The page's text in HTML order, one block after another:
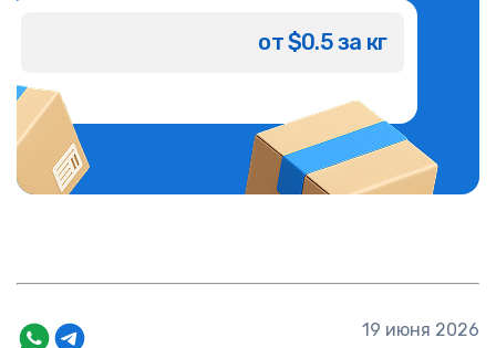
от $0.5 за кг
19 июня 2026